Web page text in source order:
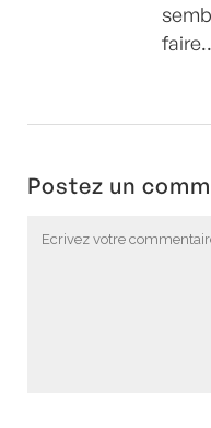
faire..
Postez un